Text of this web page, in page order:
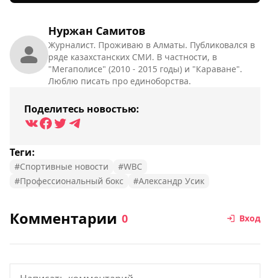
Нуржан Самитов
Журналист. Проживаю в Алматы. Публиковался в
ряде казахстанских СМИ. В частности, в
"Мегаполисе" (2010 - 2015 годы) и "Караване".
Люблю писать про единоборства.
Поделитесь новостью:
Теги:
#Спортивные новости
#WBC
#Профессиональный бокс
#Александр Усик
Комментарии 0 Вход